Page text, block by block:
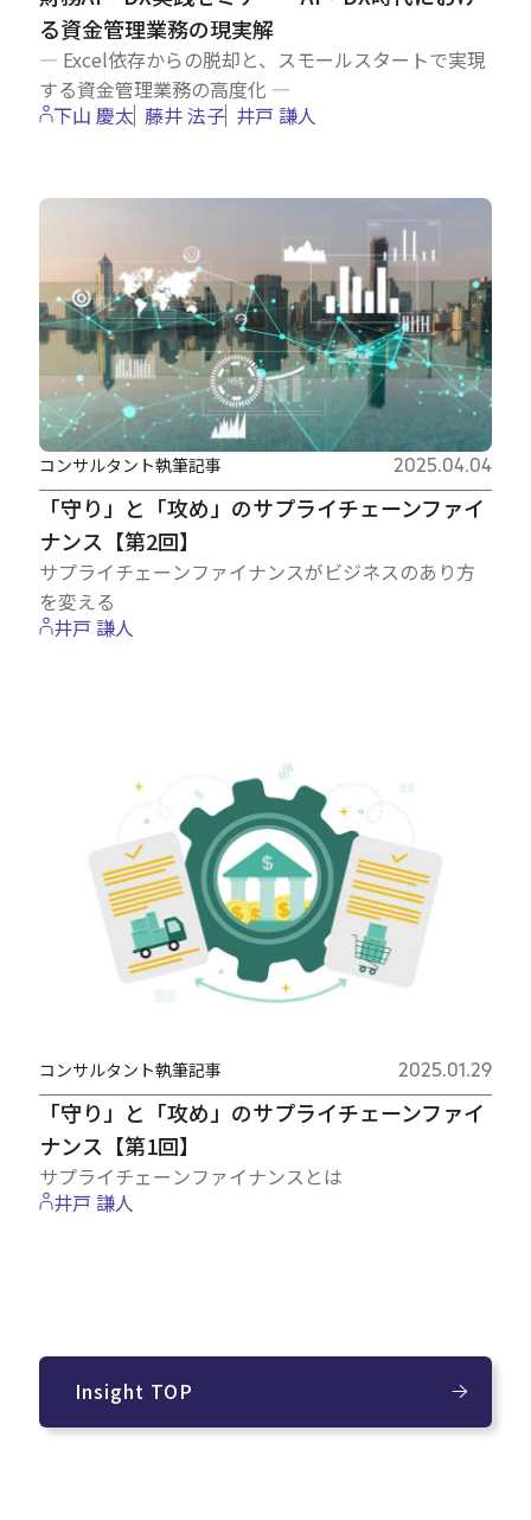
る資金管理業務の現実解
― Excel依存からの脱却と、スモールスタートで実現
する資金管理業務の高度化 ―
下山 慶太 藤井 法子 井戸 謙人
「守り」と「攻め」のサプライチェーンファイ
ナンス【第2回】
サプライチェーンファイナンスがビジネスのあり方
を変える
コンサルタント執筆記事 2025.04.04
井戸 謙人
「守り」と「攻め」のサプライチェーンファイ
ナンス【第1回】
サプライチェーンファイナンスとは
コンサルタント執筆記事 2025.01.29
井戸 謙人
Insight TOP